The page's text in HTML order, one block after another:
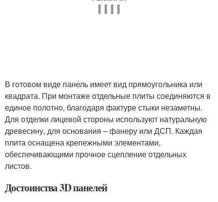
В готовом виде панель имеет вид прямоугольника или
квадрата. При монтаже отдельные плиты соединяются в
единое полотно, благодаря фактуре стыки незаметны.
Для отделки лицевой стороны используют натуральную
древесину, для основания – фанеру или ДСП. Каждая
плита оснащена крепежными элементами,
обеспечивающими прочное сцепление отдельных
листов.
Достоинства 3D панелей